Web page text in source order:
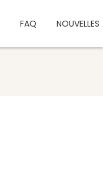
FAQ NOUVELLES